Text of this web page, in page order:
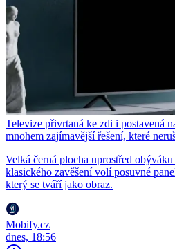
Televize přivrtaná ke zdi i postavená
mnohem zajímavější řešení, které
Velká černá plocha uprostřed
klasického zavěšení volí posuvné
který se tváří jako obraz.
Mobify.cz
dnes, 18:56